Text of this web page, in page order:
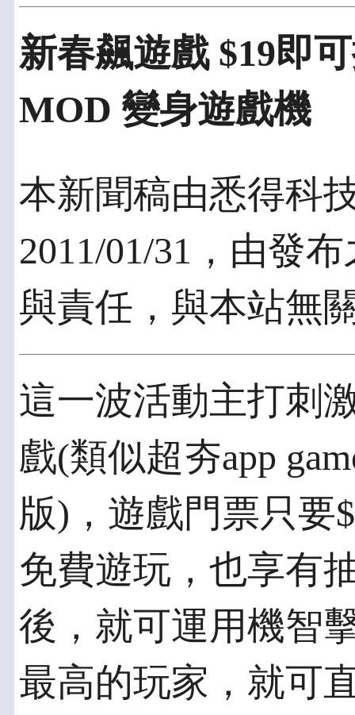
新春飆遊戲 $19即
MOD 變身遊戲機
本新聞稿由悉得科
2011/01/31，由發
與責任，與本站無
這一波活動主打刺
戲(類似超夯app
版)，遊戲門票只要
免費遊玩，也享有
後，就可運用機智
最高的玩家，就可